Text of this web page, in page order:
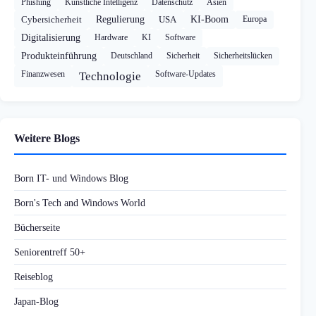
Phishing Künstliche Intelligenz Datenschutz Asien
Cybersicherheit Regulierung USA KI-Boom Europa
Digitalisierung Hardware KI Software
Produkteinführung Deutschland Sicherheit
Sicherheitslücken
Finanzwesen
Technologie Software-Updates
Weitere Blogs
Born IT- und Windows Blog
Born's Tech and Windows World
Bücherseite
Seniorentreff 50+
Reiseblog
Japan-Blog